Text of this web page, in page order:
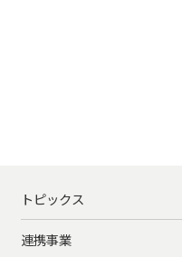
トピックス
連携事業